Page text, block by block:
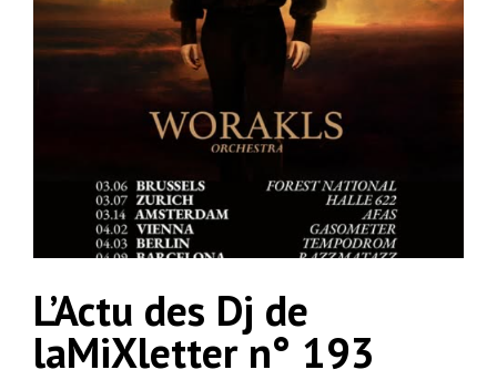
L’Actu des Dj de
laMiXletter n° 193